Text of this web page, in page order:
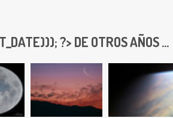
?> DE OTROS AÑOS ...